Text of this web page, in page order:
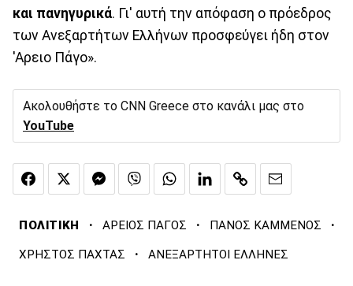
και πανηγυρικά. Γι' αυτή την απόφαση ο πρόεδρος
των Ανεξαρτήτων Ελλήνων προσφεύγει ήδη στον
'Αρειο Πάγο».
Ακολουθήστε το CNN Greece στο κανάλι μας στο
YouTube
ΠΟΛΙΤΙΚΗ · ΑΡΕΙΟΣ ΠΑΓΟΣ · ΠΑΝΟΣ ΚΑΜΜΕΝΟΣ ·
ΧΡΗΣΤΟΣ ΠΑΧΤΑΣ · ΑΝΕΞΑΡΤΗΤΟΙ ΕΛΛΗΝΕΣ